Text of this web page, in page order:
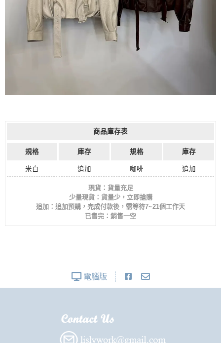
商品庫存表
規格 庫存 規格 庫存
米白 追加 咖啡 追加
現貨：貨量充足
少量現貨：貨量少，立即搶購
追加：追加預購，完成付款後，需等待7~21個工作天
已售完：銷售一空
電腦版